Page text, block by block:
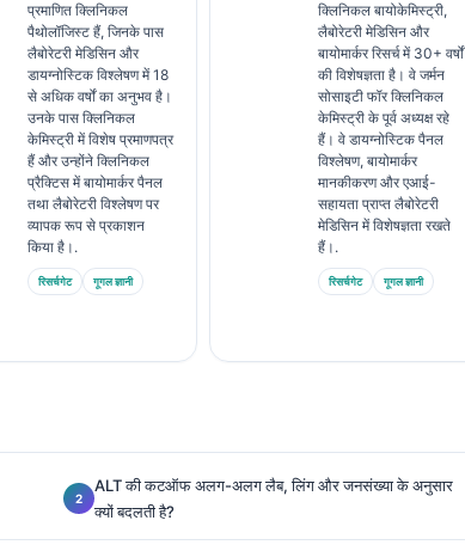
प्रमाणित क्लिनिकल
पैथोलॉजिस्ट हैं, जिनके पास
लैबोरेटरी मेडिसिन और
डायग्नोस्टिक विश्लेषण में 18
से अधिक वर्षों का अनुभव है।
उनके पास क्लिनिकल
केमिस्ट्री में विशेष प्रमाणपत्र
हैं और उन्होंने क्लिनिकल
प्रैक्टिस में बायोमार्कर पैनल
तथा लैबोरेटरी विश्लेषण पर
व्यापक रूप से प्रकाशन
किया है।.
रिसर्चगेट गूगल ज्ञानी
क्लिनिकल बायोकेमिस्ट्री,
लैबोरेटरी मेडिसिन और
बायोमार्कर रिसर्च में 30+ वर्षों
की विशेषज्ञता है। वे जर्मन
सोसाइटी फॉर क्लिनिकल
केमिस्ट्री के पूर्व अध्यक्ष रहे
हैं। वे डायग्नोस्टिक पैनल
विश्लेषण, बायोमार्कर
मानकीकरण और एआई-
सहायता प्राप्त लैबोरेटरी
मेडिसिन में विशेषज्ञता रखते
हैं।.
रिसर्चगेट गूगल ज्ञानी
ALT की कटऑफ अलग-अलग लैब, लिंग और जनसंख्या के अनुसार
क्यों बदलती है?